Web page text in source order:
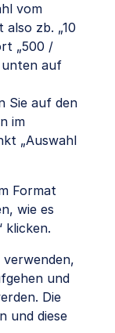
vom
zb. „10
„500 /
unten auf
Sie auf den
im
„Auswahl
Format
wie es
klicken.
und
Die
und diese